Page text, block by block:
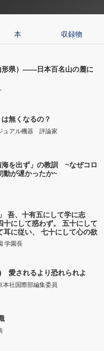
本 収録物
県）――日本百名山の麓に
無くなるの？
ュアル機器 評論家
を出ず」の教訓 ~なぜコロ
動が遅かったか~
吾、十有五にして学に志
十にして惑わず。 五十にして
耳に従い、 七十にして心の欲
えず。
学園長
愛されるより恐れられよ
本社国際部編集委員